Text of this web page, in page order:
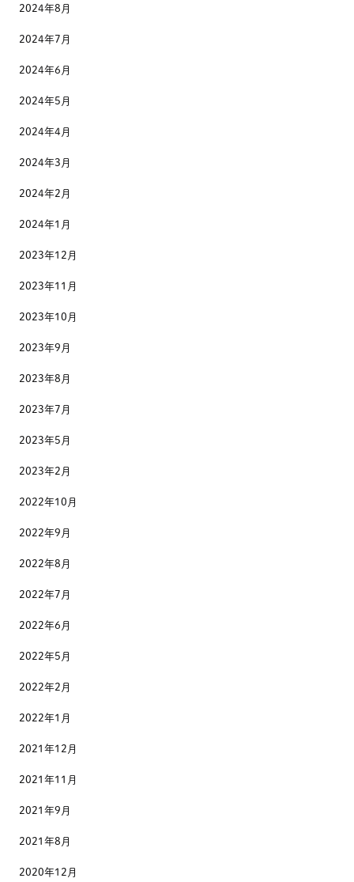
2024年8月
2024年7月
2024年6月
2024年5月
2024年4月
2024年3月
2024年2月
2024年1月
2023年12月
2023年11月
2023年10月
2023年9月
2023年8月
2023年7月
2023年5月
2023年2月
2022年10月
2022年9月
2022年8月
2022年7月
2022年6月
2022年5月
2022年2月
2022年1月
2021年12月
2021年11月
2021年9月
2021年8月
2020年12月